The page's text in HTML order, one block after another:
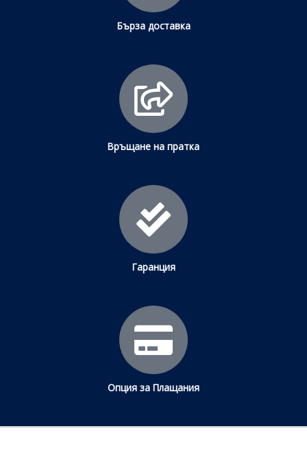
Бърза доставка
Връщане на пратка
Гаранция
Опция за Плащания